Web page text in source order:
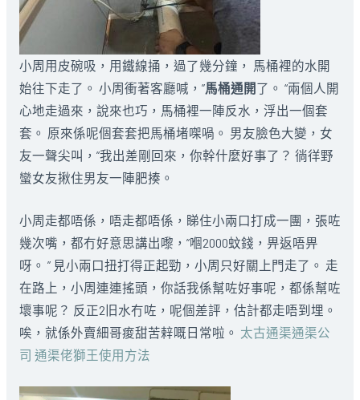
小周用皮碗吸，用鐵線捅，過了幾分鐘， 馬桶裡的水開
始往下走了。 小周衝著客廳喊，”馬桶通開 了。 “兩個人開
心地走過來，說來也巧，馬桶裡一陣反水，浮出一個套
套。 原來係呢個套套把馬桶堵㗎喎。 男友臉色大變，女
友一聲尖叫，”我出差剛回來，你幹什麼好事了？ 徜徉野
蠻女友揪住男友一陣肥揍。
小周走都唔係，唔走都唔係，睇住小兩口打成一團，張咗
幾次嘴，都冇好意思講出嚟，”嗰2000蚊錢，畀返唔畀
呀。 ” 見小兩口扭打得正起勁，小周只好關上門走了。 走
在路上，小周連連搖頭，你話我係幫咗好事呢，都係幫咗
壞事呢？ 反正2旧水冇咗，呢個差評，估計都走唔到埋。
唉，就係外賣細哥痠甜苦辢嘅日常啦。 太古通渠通渠公
司 通渠佬獅王使用方法